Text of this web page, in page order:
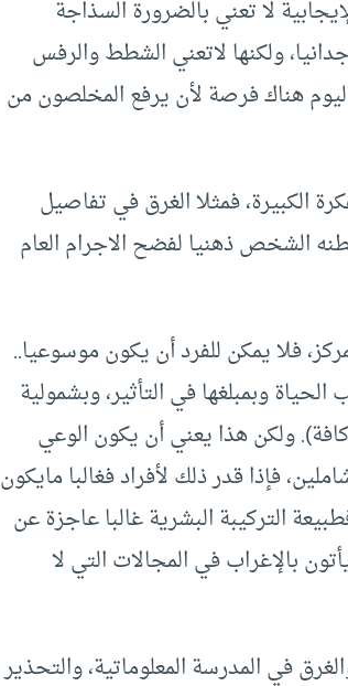
لا تعني بالضرورة السذاجة
ولكنها لاتعني الشطط والرفس
هناك فرصة لأن يرفع المخلصون من
الكبيرة، فمثلا الغرق في تفاصيل
الشخص ذهنيا لفضح الاجرام العام
فلا يمكن للفرد أن يكون موسوعيا..
وبمبلغها في التأثير، وبشمولية
ولكن هذا يعني أن يكون الوعي
فإذا قدر ذلك لأفراد فغالبا مايكون
التركيبة البشرية غالبا عاجزة عن
بالإغراب في المجالات التي لا
في المدرسة المعلوماتية، والتحذير